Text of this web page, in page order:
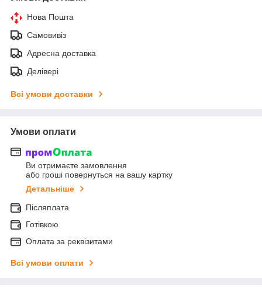
Нова Пошта
Самовивіз
Адресна доставка
Делівері
Всі умови доставки
Умови оплати
Ви отримаєте замовлення
або гроші повернуться на вашу картку
Детальніше
Післяплата
Готівкою
Оплата за реквізитами
Всі умови оплати